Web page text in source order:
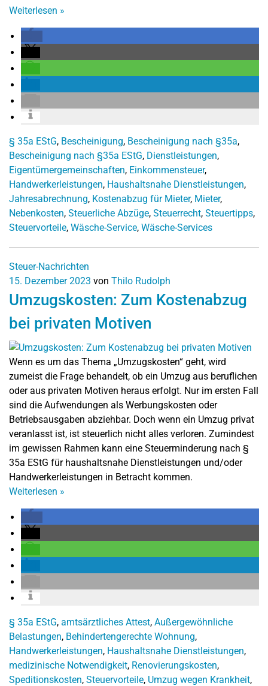
Weiterlesen »
§ 35a EStG, Bescheinigung, Bescheinigung nach §35a,
Bescheinigung nach §35a EStG, Dienstleistungen,
Eigentümergemeinschaften, Einkommensteuer,
Handwerkerleistungen, Haushaltsnahe Dienstleistungen,
Jahresabrechnung, Kostenabzug für Mieter, Mieter,
Nebenkosten, Steuerliche Abzüge, Steuerrecht, Steuertipps,
Steuervorteile, Wäsche-Service, Wäsche-Services
Steuer-Nachrichten
15. Dezember 2023 von Thilo Rudolph
Umzugskosten: Zum Kostenabzug
bei privaten Motiven
Wenn es um das Thema „Umzugskosten“ geht, wird
zumeist die Frage behandelt, ob ein Umzug aus beruflichen
oder aus privaten Motiven heraus erfolgt. Nur im ersten Fall
sind die Aufwendungen als Werbungskosten oder
Betriebsausgaben abziehbar. Doch wenn ein Umzug privat
veranlasst ist, ist steuerlich nicht alles verloren. Zumindest
im gewissen Rahmen kann eine Steuerminderung nach §
35a EStG für haushaltsnahe Dienstleistungen und/oder
Handwerkerleistungen in Betracht kommen.
Weiterlesen »
§ 35a EStG, amtsärztliches Attest, Außergewöhnliche
Belastungen, Behindertengerechte Wohnung,
Handwerkerleistungen, Haushaltsnahe Dienstleistungen,
medizinische Notwendigkeit, Renovierungskosten,
Speditionskosten, Steuervorteile, Umzug wegen Krankheit,